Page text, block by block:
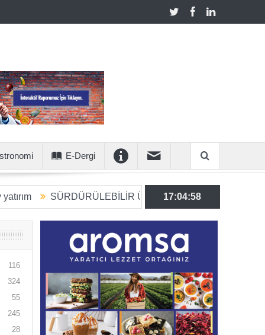
E-Dergi
SÜRDÜRÜLEBİLİR ÜRETİME 6 MİLYON EUROLUK
17:04:59
116
324
55
245
28